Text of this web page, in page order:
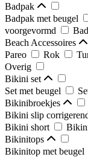
Badpak
Badpak met beugel
voorgevormd
Beach Accessoires
Pareo
Rok
Overig
Bikini set
Set met beugel
Bikinibroekjes
Bikini slip
Bikini short
Bikinitops
Bikinitop met beugel